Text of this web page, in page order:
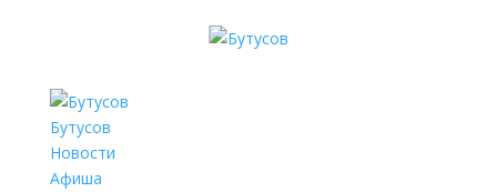
Бутусов
Новости
Афиша